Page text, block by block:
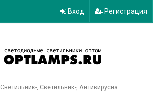
Вход Регистрация
Светильник- Светильник- Антивирусна